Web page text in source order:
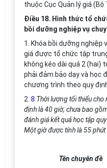
thuộc Cục Quản lý giá (Bộ
Điều 18. Hình thức tổ
bồi dưỡng nghiệp vụ
1. Khóa bồi dưỡng nghiệp
giá được tổ chức tập
không kéo dài quá 2 (hai)
phải đảm bảo dạy và học
chương trình theo quy
2. 8 Thời lượng tối thiểu cho
định là 40 giờ, chưa bao
đánh giá kết quả học tập
Một giờ được tính là 55 phút
Tên chuyên đề